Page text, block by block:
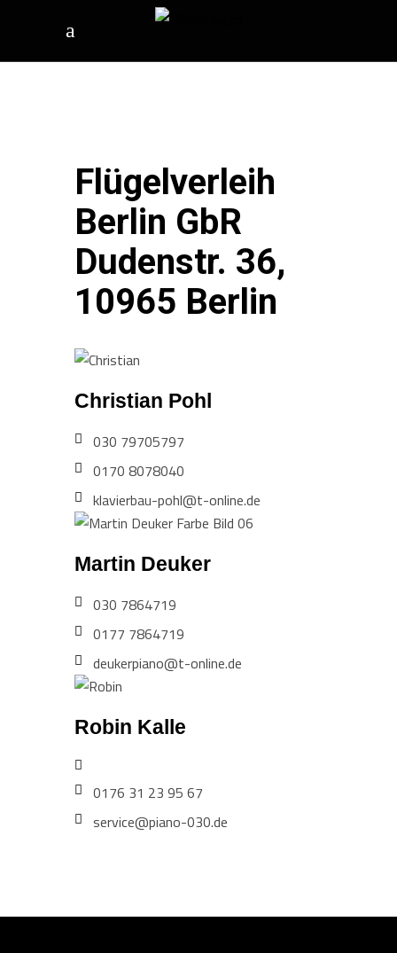
Flügelverleih
Berlin GbR
Dudenstr. 36,
10965 Berlin
Christian Pohl
030 79705797
0170 8078040
klavierbau-pohl@t-online.de
Martin Deuker
030 7864719
0177 7864719
deukerpiano@t-online.de
Robin Kalle
0176 31 23 95 67
service@piano-030.de